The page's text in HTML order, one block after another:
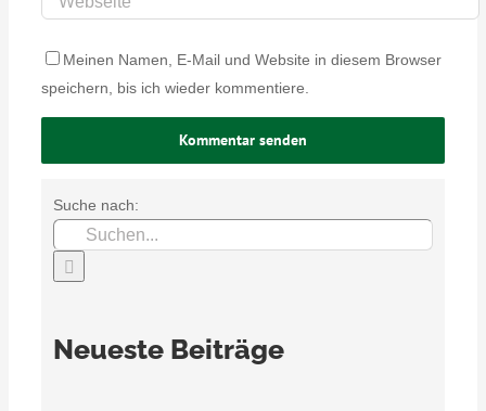
Meinen Namen, E-Mail und Website in diesem Browser
speichern, bis ich wieder kommentiere.
Suche nach:
Neueste Beiträge